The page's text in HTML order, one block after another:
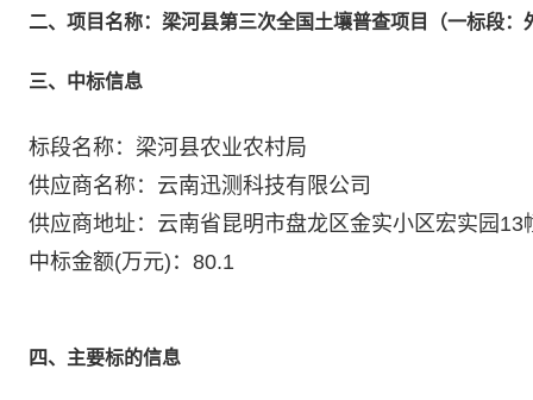
二、项目名称：梁河县第三次全国土壤普查项目（一标段：
三、中标信息
标段名称：梁河县农业农村局
供应商名称：云南迅测科技有限公司
供应商地址：云南省昆明市盘龙区金实小区宏实园13
中标金额(万元)：80.1
四、主要标的信息